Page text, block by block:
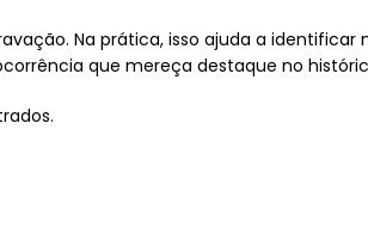
Na prática, isso ajuda a
que mereça destaque no